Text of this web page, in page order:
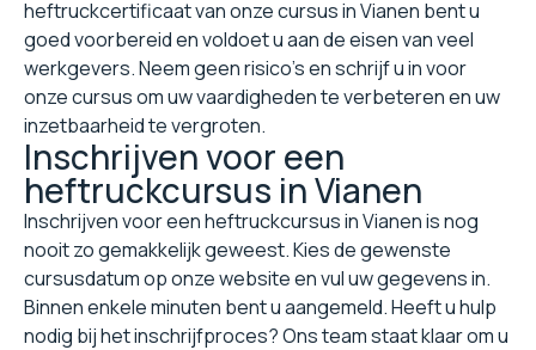
heftruckcertificaat van onze cursus in Vianen bent u
goed voorbereid en voldoet u aan de eisen van veel
werkgevers. Neem geen risico's en schrijf u in voor
onze cursus om uw vaardigheden te verbeteren en uw
inzetbaarheid te vergroten.
Inschrijven voor een
heftruckcursus in Vianen
Inschrijven voor een heftruckcursus in Vianen is nog
nooit zo gemakkelijk geweest. Kies de gewenste
cursusdatum op onze website en vul uw gegevens in.
Binnen enkele minuten bent u aangemeld. Heeft u hulp
nodig bij het inschrijfproces? Ons team staat klaar om u